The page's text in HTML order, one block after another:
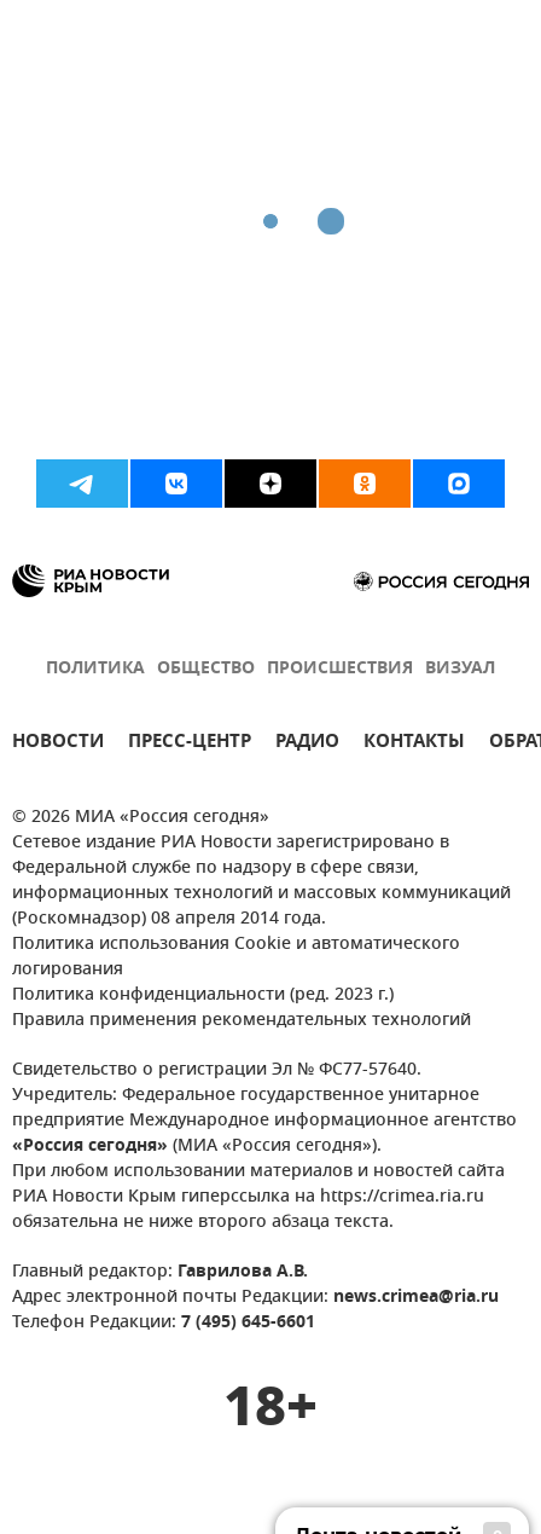
ПОЛИТИКА ОБЩЕСТВО ПРОИСШЕСТВИЯ ВИЗУАЛ
НОВОСТИ ПРЕСС-ЦЕНТР РАДИО КОНТАКТЫ
© 2026 МИА «Россия сегодня»
Сетевое издание РИА Новости зарегистрировано в
Федеральной службе по надзору в сфере связи,
информационных технологий и массовых коммуникаций
(Роскомнадзор) 08 апреля 2014 года.
Политика использования Cookie и автоматического
логирования
Политика конфиденциальности (ред. 2023 г.)
Правила применения рекомендательных технологий
Свидетельство о регистрации Эл № ФС77-57640.
Учредитель: Федеральное государственное унитарное
предприятие Международное информационное агентство
«Россия сегодня» (МИА «Россия сегодня»).
При любом использовании материалов и новостей сайта
РИА Новости Крым гиперссылка на https://crimea.ria.ru
обязательна не ниже второго абзаца текста.
Главный редактор: Гаврилова А.В.
Адрес электронной почты Редакции: news.crimea@ria.ru
Телефон Редакции: 7 (495) 645-6601
18+